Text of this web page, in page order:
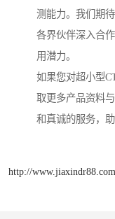
测能力。我们期
各界伙伴深入合
用潜力。
如果您对超小型
取更多产品资料
和真诚的服务，
http://www.jiaxindr88.com